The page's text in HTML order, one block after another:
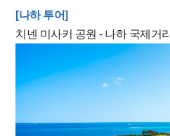
[나하 투어]
치넨 미사키 공원 - 나하 국제거리